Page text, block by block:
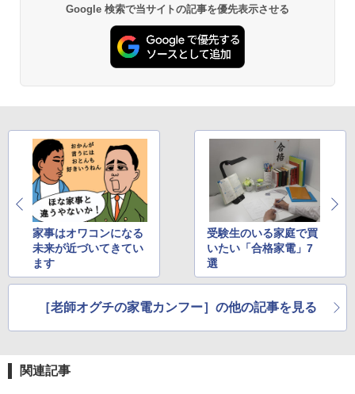
Google 検索で当サイトの記事を優先表示させる
家事はオワコンになる
未来が近づいてきてい
ます
受験生のいる家庭で買
いたい「合格家電」7
選
［老師オグチの家電カンフー］の他の記事を見る
関連記事